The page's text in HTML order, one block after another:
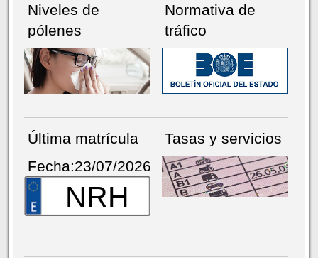
Niveles de
pólenes
Normativa de
tráfico
Última matrícula
Fecha:23/07/2026
NRH
Tasas y servicios